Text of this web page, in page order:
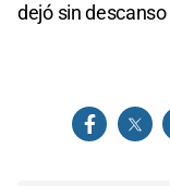
dejó sin